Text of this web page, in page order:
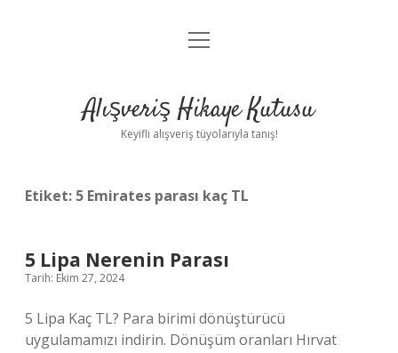
Anasayfa
Yasal Uyarı
menüyü
Alışveriş Hikaye Kutusu
Keyifli alışveriş tüyolarıyla tanış!
Etiket: 5 Emirates parası kaç TL
5 Lipa Nerenin Parası
Tarih: Ekim 27, 2024
5 Lipa Kaç TL? Para birimi dönüştürücü
uygulamamızı indirin. Dönüşüm oranları Hırvat